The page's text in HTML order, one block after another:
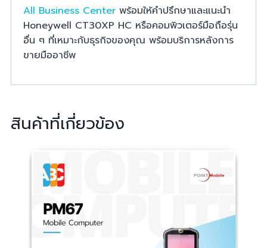
All Business Center พร้อมให้คำปรึกษาและแนะนำ
Honeywell CT30XP HC หรือคอมพิวเตอร์มือถือรุ่น
อื่น ๆ ที่เหมาะกับธุรกิจของคุณ พร้อมบริการหลังการ
ขายมืออาชีพ
สินค้าที่เกี่ยวข้อง